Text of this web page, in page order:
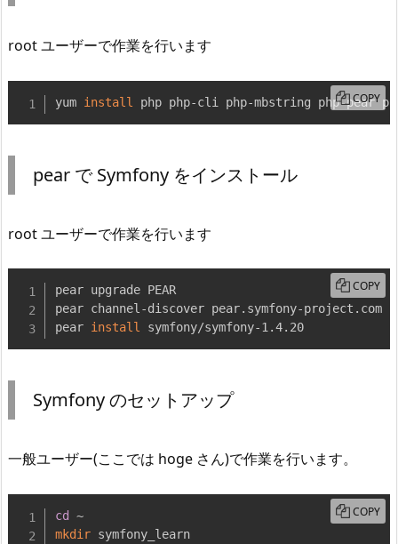
root ユーザーで作業を行います
yum install php php-cli php-mbstring php-pear
COPY
pear で Symfony をインストール
root ユーザーで作業を行います
pear upgrade PEAR
pear channel-discover pear.symfony-project.com
pear install symfony/symfony-1.4.20
COPY
Symfony のセットアップ
一般ユーザー(ここでは hoge さん)で作業を行います。
cd
mkdir
COPY